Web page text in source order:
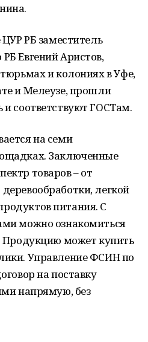
РБ заместитель
Евгений Аристов,
и колониях в Уфе,
и Мелеузе, прошли
и соответствуют ГОСТам.
на семи
Заключенные
товаров – от
легкой
питания. С
можно ознакомиться
может купить
Управление ФСИН по
на поставку
напрямую, без